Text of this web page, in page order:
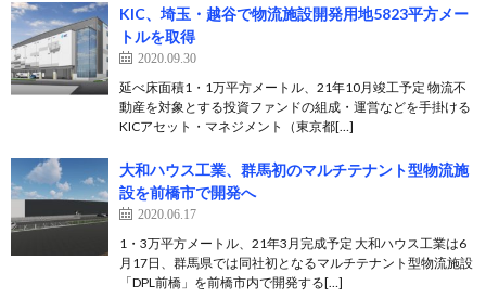
KIC、埼玉・越谷で物流施設開発用地5823平方メー
トルを取得
2020.09.30
延べ床面積1・1万平方メートル、21年10月竣工予定 物流不
動産を対象とする投資ファンドの組成・運営などを手掛ける
KICアセット・マネジメント（東京都[…]
大和ハウス工業、群馬初のマルチテナント型物流施
設を前橋市で開発へ
2020.06.17
1・3万平方メートル、21年3月完成予定 大和ハウス工業は6
月17日、群馬県では同社初となるマルチテナント型物流施設
「DPL前橋」を前橋市内で開発する[…]